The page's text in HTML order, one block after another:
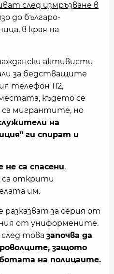
след измръзване в
до българо-
в края на
активисти
за бедстващите
телефон 112,
където се
са мигрантите, но
на
ги спират и
са спасени,
са открити
им.
за серия от
от униформените.
това започва да
защото
на полицаите.